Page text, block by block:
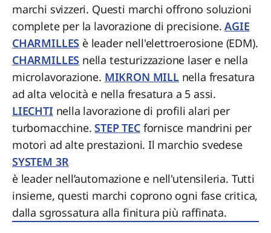
marchi svizzeri. Questi marchi offrono soluzioni
complete per la lavorazione di precisione.AGIE
CHARMILLES è leader nell'elettroerosione (EDM).
CHARMILLES nella testurizzazione laser e nella
microlavorazione. MIKRON MILLnella fresatura
ad alta velocità e nella fresatura a 5 assi.
LIECHTI nella lavorazione di profili alari per
turbomacchine.STEP TECfornisce mandrini per
motori ad alte prestazioni. Il marchio svedese
SYSTEM 3R
è leader nell’automazione e nell'utensileria. Tutti
insieme, questi marchi coprono ogni fase critica,
dalla sgrossatura alla finitura più raffinata.